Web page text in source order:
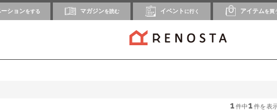
ーションをする マガジンを読む イベント に行く アイテムを買
1 件中1 件を表